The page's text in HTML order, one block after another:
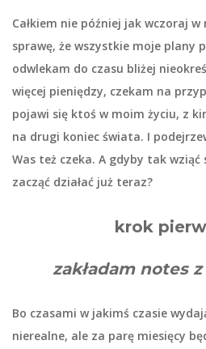
Całkiem nie później jak wczoraj w
sprawę, że wszystkie moje plany
odwlekam do czasu bliżej
więcej pieniędzy, czekam na
pojawi się ktoś w moim życiu, z
na drugi koniec świata. I
Was też czeka. A gdyby tak wziąć
zacząć działać już teraz?
krok
zakładam notes
Bo czasami w jakimś czasie
nierealne, ale za parę miesięcy